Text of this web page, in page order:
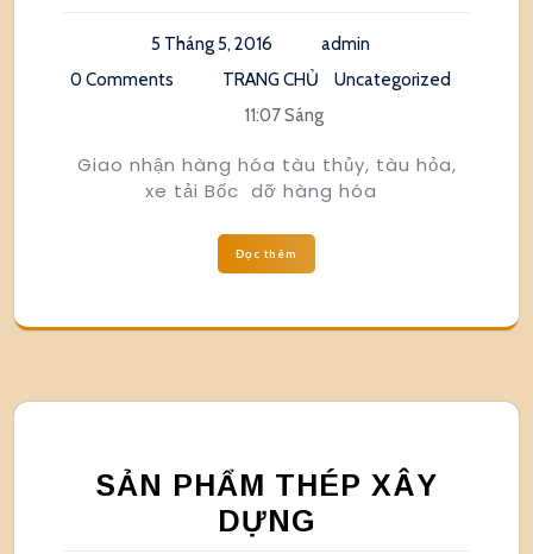
5 Tháng 5, 2016
admin
0 Comments
TRANG CHỦ
Uncategorized
11:07 Sáng
Giao nhận hàng hóa tàu thủy, tàu hỏa,
xe tải Bốc dỡ hàng hóa
Đọc thêm
SẢN PHẨM THÉP XÂY
DỰNG